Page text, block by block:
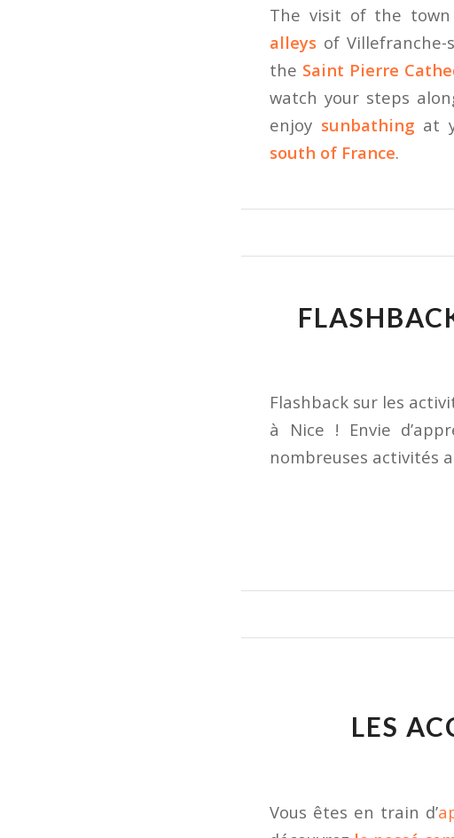
The visit of the
alleys of
the Saint Pierre
watch your steps
enjoy sunbathing at
south of France.
Flashback sur les
à Nice ! Envie
nombreuses activités
LES
Vous êtes en train d’